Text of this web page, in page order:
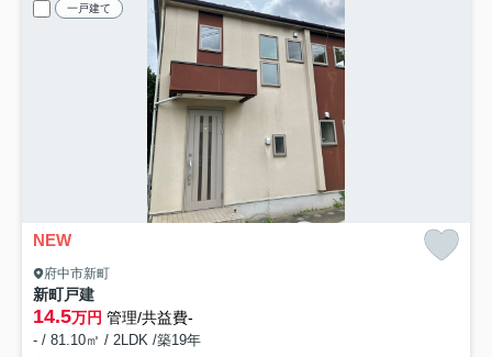
一戸建て
NEW
府中市新町
新町戸建
14.5万円 管理/共益費-
- / 81.10㎡ / 2LDK /築19年